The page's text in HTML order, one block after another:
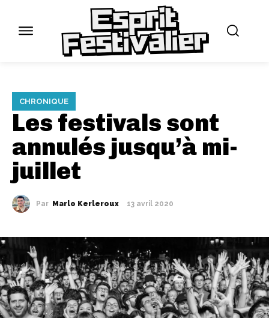
CHRONIQUE
Les festivals sont
annulés jusqu’à mi-
juillet
Par Marlo Kerleroux 13 avril 2020